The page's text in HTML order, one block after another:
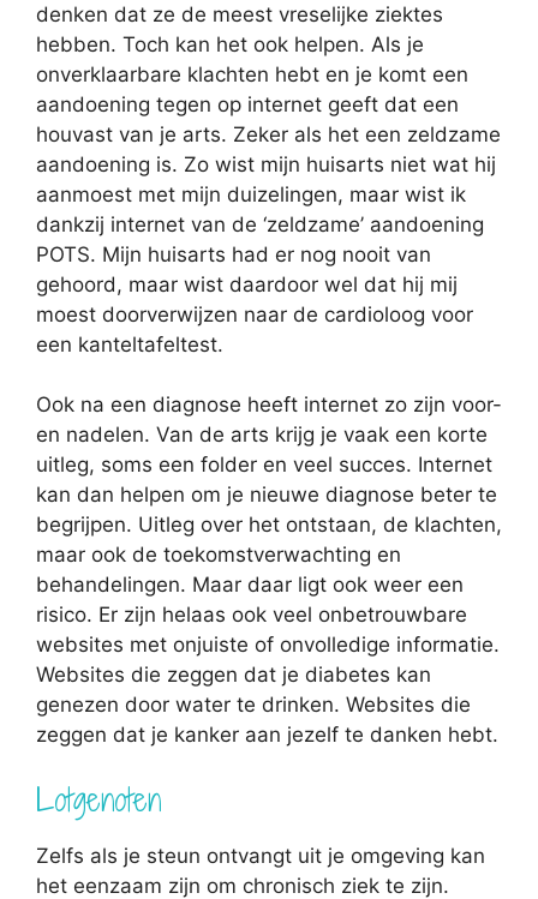
denken dat ze de meest vreselijke ziektes
hebben. Toch kan het ook helpen. Als je
onverklaarbare klachten hebt en je komt een
aandoening tegen op internet geeft dat een
houvast van je arts. Zeker als het een zeldzame
aandoening is. Zo wist mijn huisarts niet wat hij
aanmoest met mijn duizelingen, maar wist ik
dankzij internet van de ‘zeldzame’ aandoening
POTS. Mijn huisarts had er nog nooit van
gehoord, maar wist daardoor wel dat hij mij
moest doorverwijzen naar de cardioloog voor
een kanteltafeltest.
Ook na een diagnose heeft internet zo zijn voor-
en nadelen. Van de arts krijg je vaak een korte
uitleg, soms een folder en veel succes. Internet
kan dan helpen om je nieuwe diagnose beter te
begrijpen. Uitleg over het ontstaan, de klachten,
maar ook de toekomstverwachting en
behandelingen. Maar daar ligt ook weer een
risico. Er zijn helaas ook veel onbetrouwbare
websites met onjuiste of onvolledige informatie.
Websites die zeggen dat je diabetes kan
genezen door water te drinken. Websites die
zeggen dat je kanker aan jezelf te danken hebt.
Lotgenoten
Zelfs als je steun ontvangt uit je omgeving kan
het eenzaam zijn om chronisch ziek te zijn.